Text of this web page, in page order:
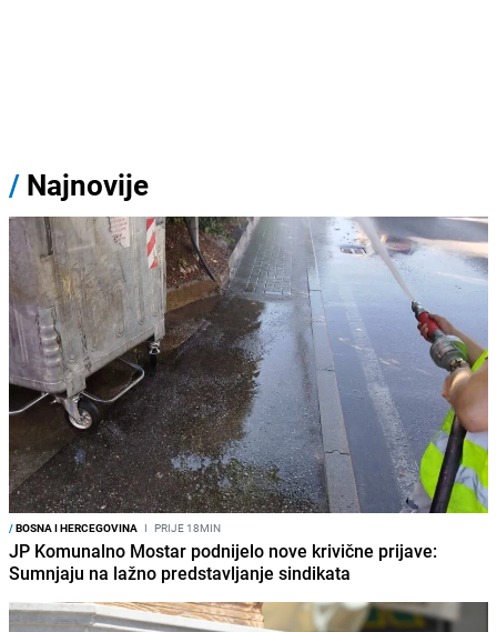
/ Najnovije
/BOSNA I HERCEGOVINA I PRIJE 18MIN
JP Komunalno Mostar podnijelo nove krivične prijave:
Sumnjaju na lažno predstavljanje sindikata